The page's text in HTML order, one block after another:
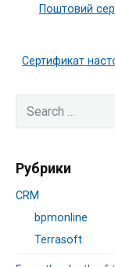
Previous
Поштовий
Сертификат
Primary
Sidebar
for:
Рубрики
CRM
bpmonline
Terrasoft